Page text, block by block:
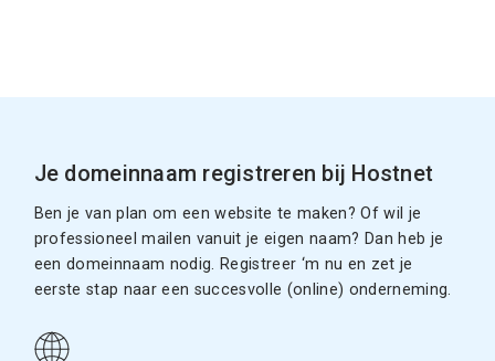
Je domeinnaam registreren bij Hostnet
Ben je van plan om een website te maken? Of wil je
professioneel mailen vanuit je eigen naam? Dan heb je
een domeinnaam nodig. Registreer ‘m nu en zet je
eerste stap naar een succesvolle (online) onderneming.